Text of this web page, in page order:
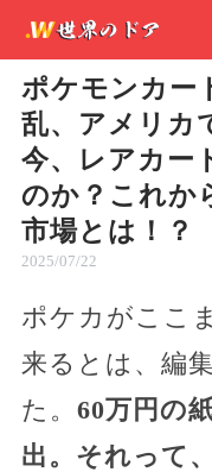
ポケモンカー
乱、アメリカ
今、レアカー
のか？これか
市場とは！？
2025/07/22
ポケカがここ
来るとは、編
た。 60万円の
出。それって